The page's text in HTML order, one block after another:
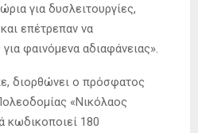
για δυσλειτουργίες,
επέτρεπαν να
φαινόμενα αδιαφάνειας».
διορθώνει ο πρόσφατος
«Νικόλαος
κωδικοποιεί 180